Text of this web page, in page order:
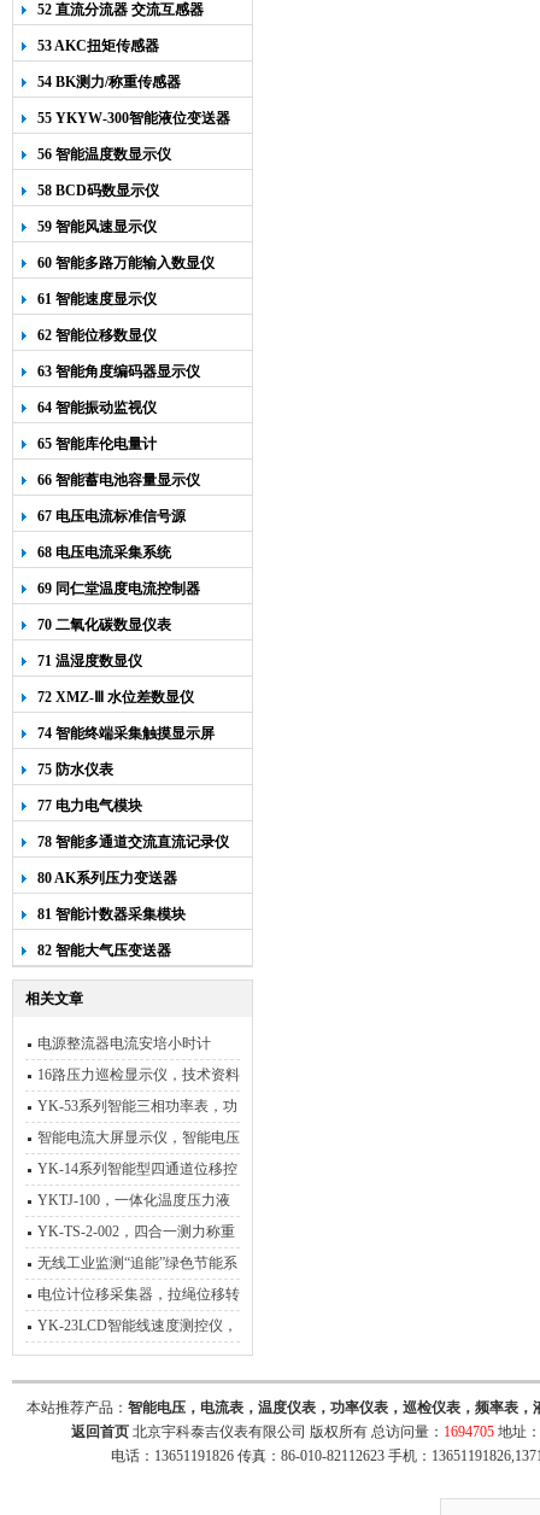
52 直流分流器 交流互感器
53 AKC扭矩传感器
54 BK测力/称重传感器
55 YKYW-300智能液位变送器
56 智能温度数显示仪
58 BCD码数显示仪
59 智能风速显示仪
60 智能多路万能输入数显仪
61 智能速度显示仪
62 智能位移数显仪
63 智能角度编码器显示仪
64 智能振动监视仪
65 智能库伦电量计
66 智能蓄电池容量显示仪
67 电压电流标准信号源
68 电压电流采集系统
69 同仁堂温度电流控制器
70 二氧化碳数显仪表
71 温湿度数显仪
72 XMZ-Ⅲ 水位差数显仪
74 智能终端采集触摸显示屏
75 防水仪表
77 电力电气模块
78 智能多通道交流直流记录仪
80 AK系列压力变送器
81 智能计数器采集模块
82 智能大气压变送器
相关文章
电源整流器电流安培小时计
16路压力巡检显示仪，技术资料
YK-53系列智能三相功率表，功
率电能表，电参数功率表
智能电流大屏显示仪，智能电压
大屏显示仪
YK-14系列智能型四通道位移控
制仪,四路电阻位移测控仪
YKTJ-100，一体化温度压力液
位数显仪，带RS485通讯
YK-TS-2-002，四合一测力称重
变送器，测力称重放大器
无线工业监测“追能”绿色节能系
统监控平台
电位计位移采集器，拉绳位移转
RS485
YK-23LCD智能线速度测控仪，
频率转速测量仪
本站推荐产品： 智能电压，电流表，温度仪表，功率仪表，巡检仪表，频率表
返回首页 北京宇科泰吉仪表有限公司 版权所有 总访问量： 1694705 地址
电话：13651191826 传真：86-010-82112623 手机：